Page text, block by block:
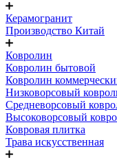
Керамогранит
Производство Китай
Ковролин
Ковролин бытовой
Ковролин
Низковорсовый
Средневорсовый
Высоковорсовый
Ковровая плитка
Трава искусственная